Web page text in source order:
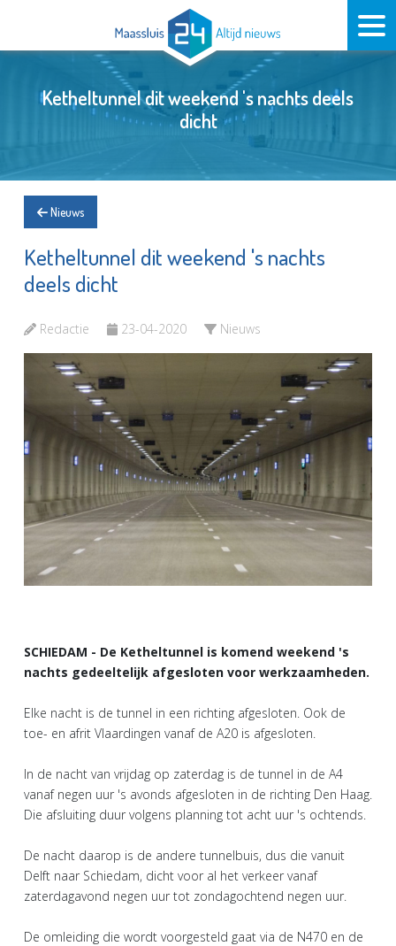
Ketheltunnel dit weekend 's nachts deels
dicht
Nieuws
Ketheltunnel dit weekend 's nachts
deels dicht
Redactie 23-04-2020 Nieuws
SCHIEDAM - De Ketheltunnel is komend weekend 's
nachts gedeeltelijk afgesloten voor werkzaamheden.
Elke nacht is de tunnel in een richting afgesloten. Ook de
toe- en afrit Vlaardingen vanaf de A20 is afgesloten.
In de nacht van vrijdag op zaterdag is de tunnel in de A4
vanaf negen uur 's avonds afgesloten in de richting Den Haag.
Die afsluiting duur volgens planning tot acht uur 's ochtends.
De nacht daarop is de andere tunnelbuis, dus die vanuit
Delft naar Schiedam, dicht voor al het verkeer vanaf
zaterdagavond negen uur tot zondagochtend negen uur.
De omleiding die wordt voorgesteld gaat via de N470 en de